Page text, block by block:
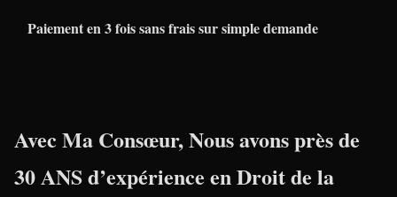
Paiement en 3 fois sans frais sur simple demande
Avec Ma Consœur, Nous avons près de
30 ANSd’expérience enDroit de la